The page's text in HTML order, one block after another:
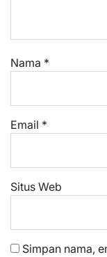
Nama *
Email *
Situs Web
Simpan nama,